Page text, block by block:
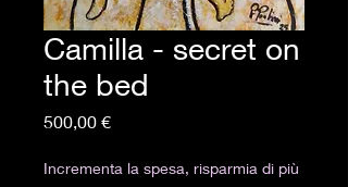
Camilla - secret on
the bed
500,00 €Preis
Incrementa la spesa, risparmia di più